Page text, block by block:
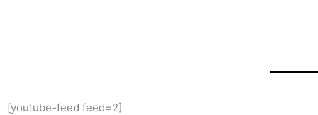
[youtube-feed feed=2]